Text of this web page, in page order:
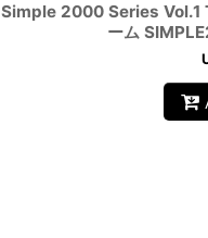
Simple 2000 Series Vol.1
ーム